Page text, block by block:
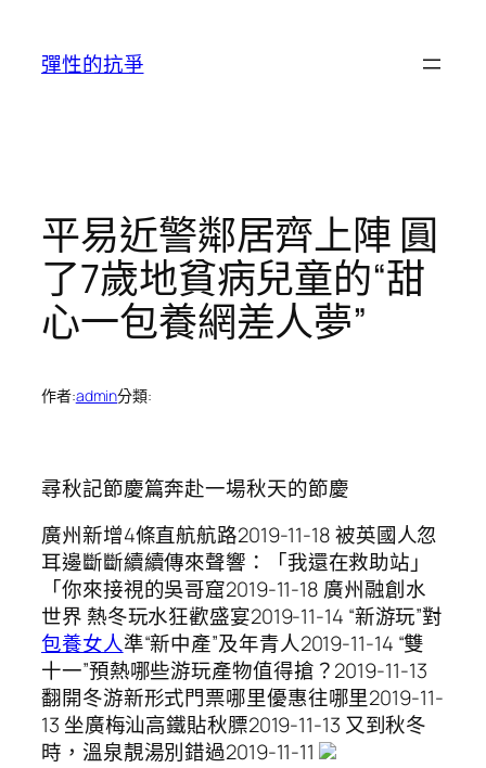
彈性的抗爭
平易近警鄰居齊上陣 圓
了7歲地貧病兒童的“甜
心一包養網差人夢”
作者:admin分類:
尋秋記節慶篇奔赴一場秋天的節慶
廣州新增4條直航航路2019-11-18 被英國人忽
耳邊斷斷續續傳來聲響：「我還在救助站」
「你來接視的吳哥窟2019-11-18 廣州融創水
世界 熱冬玩水狂歡盛宴2019-11-14 “新游玩”對
包養女人準“新中產”及年青人2019-11-14 “雙
十一”預熱哪些游玩產物值得搶？2019-11-13
翻開冬游新形式門票哪里優惠往哪里2019-11-
13 坐廣梅汕高鐵貼秋膘2019-11-13 又到秋冬
時，溫泉靚湯別錯過2019-11-11